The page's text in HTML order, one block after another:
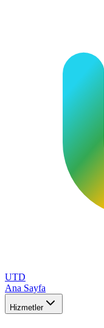
UTD
Ana Sayfa
Hizmetler